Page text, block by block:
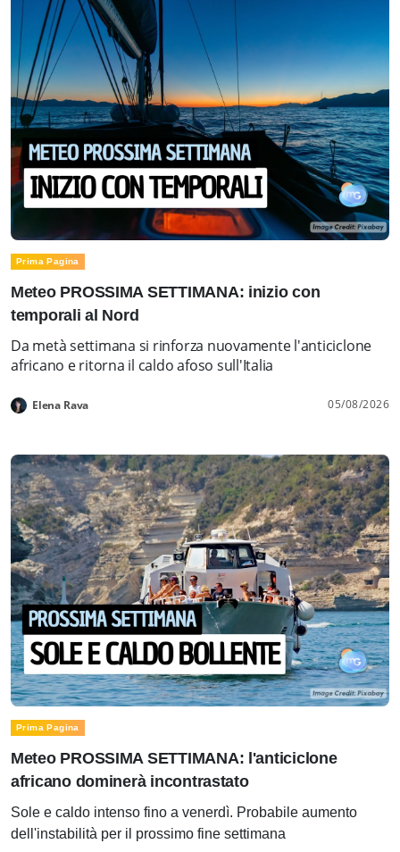
Prima Pagina
Meteo PROSSIMA SETTIMANA: inizio con
temporali al Nord
Da metà settimana si rinforza nuovamente l'anticiclone
africano e ritorna il caldo afoso sull'Italia
Elena Rava 05/08/2026
Prima Pagina
Meteo PROSSIMA SETTIMANA: l'anticiclone
africano dominerà incontrastato
Sole e caldo intenso fino a venerdì. Probabile aumento
dell'instabilità per il prossimo fine settimana